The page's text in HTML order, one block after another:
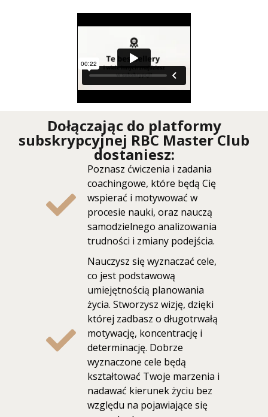
Dołączając do platformy
subskrypcyjnej RBC Master Club
dostaniesz:
Poznasz ćwiczenia i zadania
coachingowe, które będą Cię
wspierać i motywować w
procesie nauki, oraz nauczą
samodzielnego analizowania
trudności i zmiany podejścia.
Nauczysz się wyznaczać cele,
co jest podstawową
umiejętnością planowania
życia. Stworzysz wizję, dzięki
której zadbasz o długotrwałą
motywację, koncentrację i
determinację. Dobrze
wyznaczone cele będą
kształtować Twoje marzenia i
nadawać kierunek życiu bez
względu na pojawiające się